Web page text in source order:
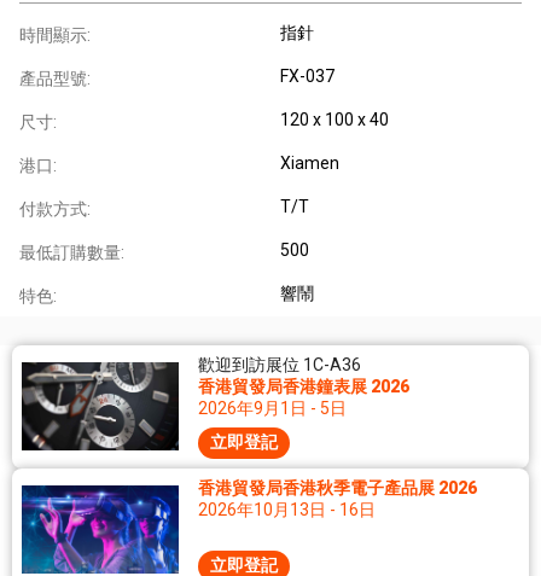
時間顯示: 指針
產品型號: FX-037
尺寸: 120 x 100 x 40
港口: Xiamen
付款方式: T/T
最低訂購數量: 500
特色: 響鬧
歡迎到訪展位 1C-A36
香港貿發局香港鐘表展 2026
2026年9月1日 - 5日
立即登記
香港貿發局香港秋季電子產品展 2026
2026年10月13日 - 16日
立即登記